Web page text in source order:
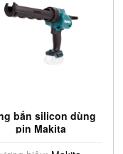
bắn silicon dùng
pin Makita